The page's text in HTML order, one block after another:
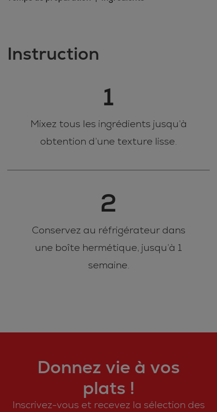
Instruction
1
Mixez tous les ingrédients jusqu’à
obtention d’une texture lisse.
2
Conservez au réfrigérateur dans
une boîte hermétique, jusqu’à 1
semaine.
Donnez vie à vos
plats !
Inscrivez-vous et recevez la sélection des